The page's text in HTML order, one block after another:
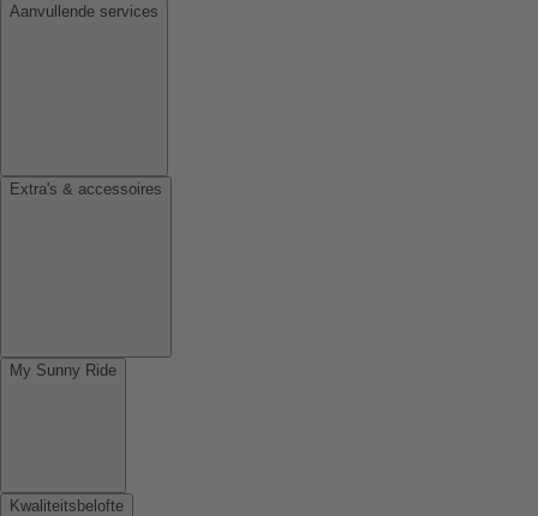
Aanvullende services
Extra's & accessoires
My Sunny Ride
Kwaliteitsbelofte